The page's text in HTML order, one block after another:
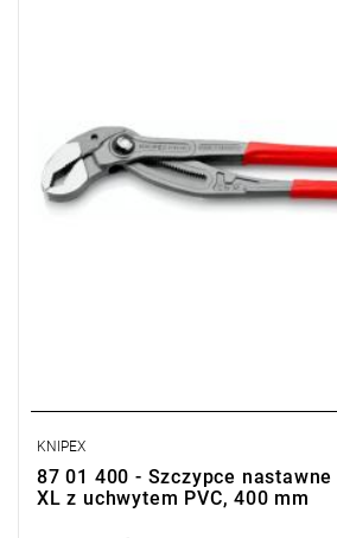
KNIPEX
87 01 400 - Szczypce
XL z uchwytem PVC, 400 mm